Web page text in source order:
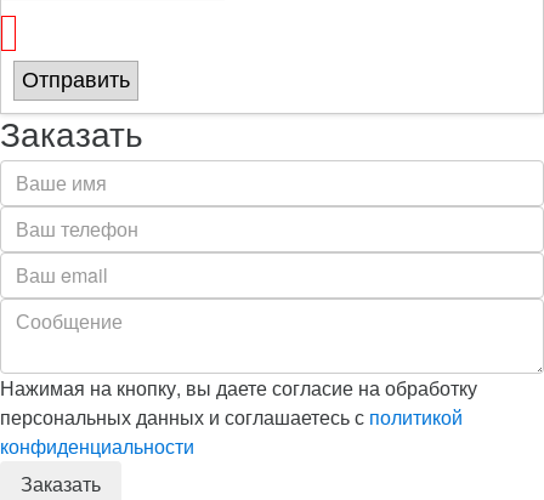
Отправить
Заказать
Нажимая на кнопку, вы даете согласие на обработку
персональных данных и соглашаетесь с политикой
конфиденциальности